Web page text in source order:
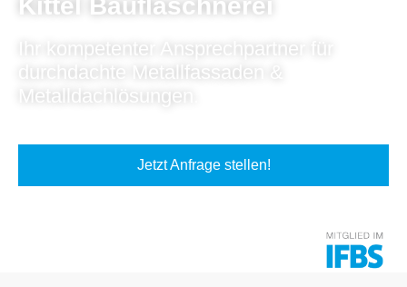
Ihr kompetenter Ansprechpartner für
durchdachte Metallfassaden &
Metalldachlösungen.
Jetzt Anfrage stellen!